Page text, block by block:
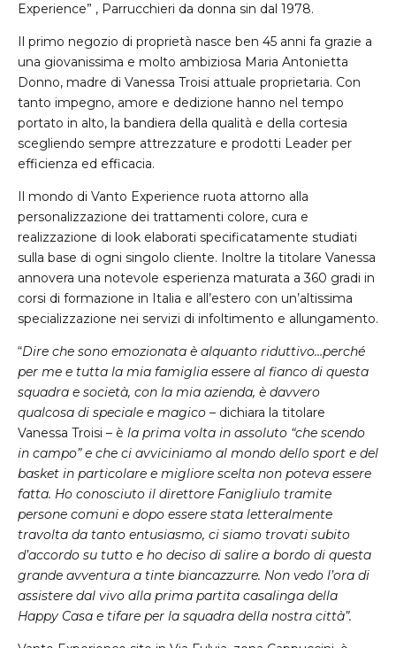
Experience” , Parrucchieri da donna sin dal 1978.
Il primo negozio di proprietà nasce ben 45 anni fa grazie a
una giovanissima e molto ambiziosa Maria Antonietta
Donno, madre di Vanessa Troisi attuale proprietaria. Con
tanto impegno, amore e dedizione hanno nel tempo
portato in alto, la bandiera della qualità e della cortesia
scegliendo sempre attrezzature e prodotti Leader per
efficienza ed efficacia.
Il mondo di Vanto Experience ruota attorno alla
personalizzazione dei trattamenti colore, cura e
realizzazione di look elaborati specificatamente studiati
sulla base di ogni singolo cliente. Inoltre la titolare Vanessa
annovera una notevole esperienza maturata a 360 gradi in
corsi di formazione in Italia e all’estero con un’altissima
specializzazione nei servizi di infoltimento e allungamento.
“Dire che sono emozionata è alquanto riduttivo…perché
per me e tutta la mia famiglia essere al fianco di questa
squadra e società, con la mia azienda, è davvero
qualcosa di speciale e magico – dichiara la titolare
Vanessa Troisi – è la prima volta in assoluto “che scendo
in campo” e che ci avviciniamo al mondo dello sport e del
basket in particolare e migliore scelta non poteva essere
fatta. Ho conosciuto il direttore Fanigliulo tramite
persone comuni e dopo essere stata letteralmente
travolta da tanto entusiasmo, ci siamo trovati subito
d’accordo su tutto e ho deciso di salire a bordo di questa
grande avventura a tinte biancazzurre. Non vedo l’ora di
assistere dal vivo alla prima partita casalinga della
Happy Casa e tifare per la squadra della nostra città”.